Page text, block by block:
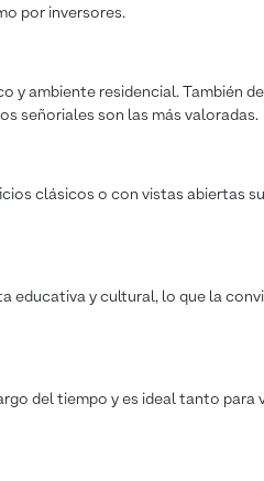
por inversores.
y ambiente residencial. También
señoriales son las más valoradas.
clásicos o con vistas abiertas
educativa y cultural, lo que la
del tiempo y es ideal tanto para